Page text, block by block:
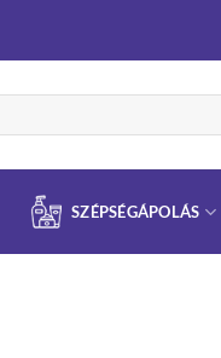
SZÉPSÉGÁPOLÁS